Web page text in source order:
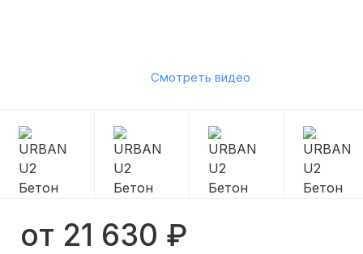
Смотреть видео
от 21 630 ₽